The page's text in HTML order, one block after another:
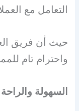
التعامل مع
حيث أن فريق
واحترام تام
السهولة والراحة